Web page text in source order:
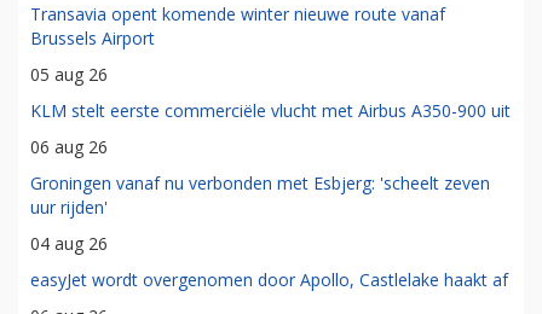
Transavia opent komende winter nieuwe route vanaf
Brussels Airport
05 aug 26
KLM stelt eerste commerciële vlucht met Airbus A350-900 uit
06 aug 26
Groningen vanaf nu verbonden met Esbjerg: 'scheelt zeven
uur rijden'
04 aug 26
easyJet wordt overgenomen door Apollo, Castlelake haakt af